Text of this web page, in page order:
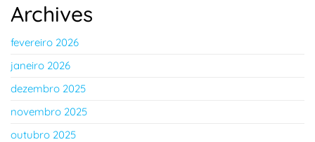
Archives
fevereiro 2026
janeiro 2026
dezembro 2025
novembro 2025
outubro 2025